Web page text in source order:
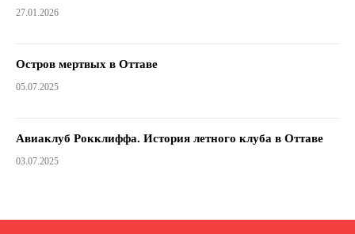
27.01.2026
Остров мертвых в Оттаве
05.07.2025
Авиаклуб Рокклиффа. История летного клуба в Оттаве
03.07.2025